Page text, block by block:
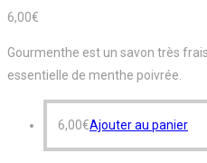
6,00€
Gourmenthe est un savon très
essentielle de menthe poivrée.
6,00€Ajouter au panier